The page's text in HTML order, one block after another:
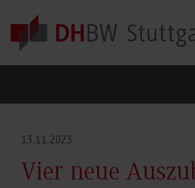
Skip to main content
13.11.2023
Vier neue